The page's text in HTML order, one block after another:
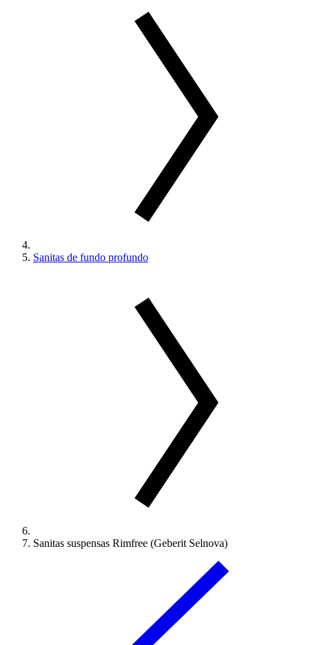
Sanitas de fundo profundo
Sanitas suspensas Rimfree (Geberit Selnova)